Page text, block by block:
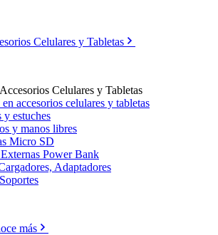
Celulares y Tabletas
Accesorios Celulares y Tabletas
accesorios celulares y tabletas
y estuches
y manos libres
Micro SD
Power Bank
Adaptadores
más